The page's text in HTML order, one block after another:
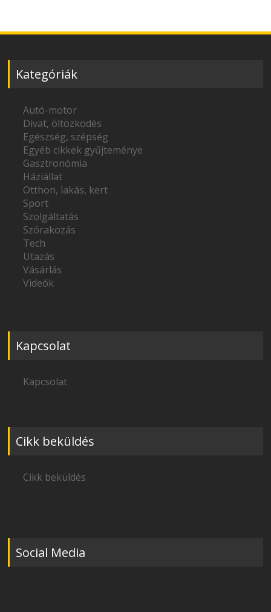
Kategóriák
Autó-motor
Divat, öltözködés
Egészség, szépség
Egyéb cikkek gyűjteménye
Gasztronómia
Háziállat
Otthon, lakás, kert
Sport
Szolgáltatás
Szórakozás
Tech
Utazás
Vásárlás
Videók
Kapcsolat
Kapcsolat
Cikk beküldés
Cikk beküldés
Social Media